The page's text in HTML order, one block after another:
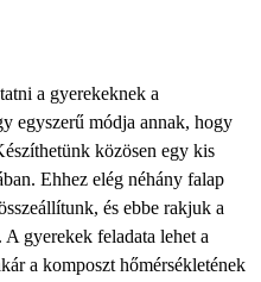
a gyerekeknek a
egyszerű módja annak, hogy
közösen egy kis
Ehhez elég néhány falap
és ebbe rakjuk a
gyerekek feladata lehet a
a komposzt hőmérsékletének